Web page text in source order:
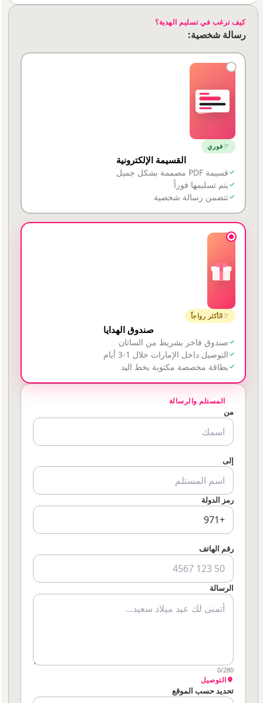
كيف ترغب في تسليم الهدية؟
رسالة شخصية:
فوري
القسيمة الإلكترونية
قسيمة PDF مصممة بشكل جميل
يتم تسليمها فوراً
تتضمن رسالة شخصية
الأكثر رواجاً
صندوق الهدايا
صندوق فاخر بشريط من الساتان
التوصيل داخل الإمارات خلال 1-3 أيام
بطاقة مخصصة مكتوبة بخط اليد
المستلم والرسالة
من
إلى
رمز الدولة
رقم الهاتف
الرسالة
0/280
التوصيل
تحديد حسب الموقع